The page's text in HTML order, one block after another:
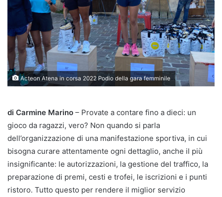
Acteon Atena in corsa 2022 Podio della gara femminile
di Carmine Marino – Provate a contare fino a dieci: un
gioco da ragazzi, vero? Non quando si parla
dell’organizzazione di una manifestazione sportiva, in cui
bisogna curare attentamente ogni dettaglio, anche il più
insignificante: le autorizzazioni, la gestione del traffico, la
preparazione di premi, cesti e trofei, le iscrizioni e i punti
ristoro. Tutto questo per rendere il miglior servizio